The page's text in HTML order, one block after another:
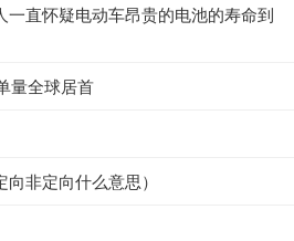
直怀疑电动车昂贵的电池的寿命到
量全球居首
非定向什么意思）